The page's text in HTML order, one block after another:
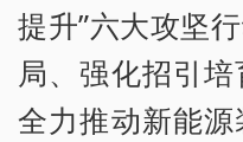
提升”六大攻坚
局、强化招引培
全力推动新能源